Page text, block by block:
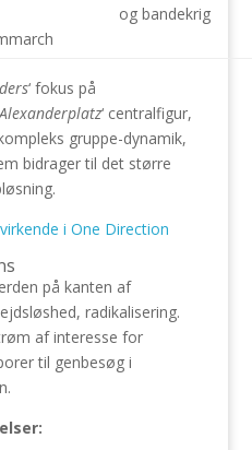
og bandekrig
‘ fokus på
‘ centralfigur,
gruppe-dynamik,
bidrager til det større
i One Direction
på kanten af
radikalisering.
af interesse for
til genbesøg i